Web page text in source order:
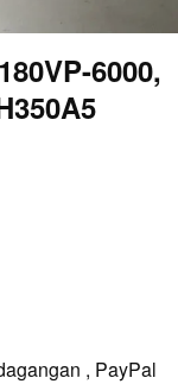
6000,
, PayPal